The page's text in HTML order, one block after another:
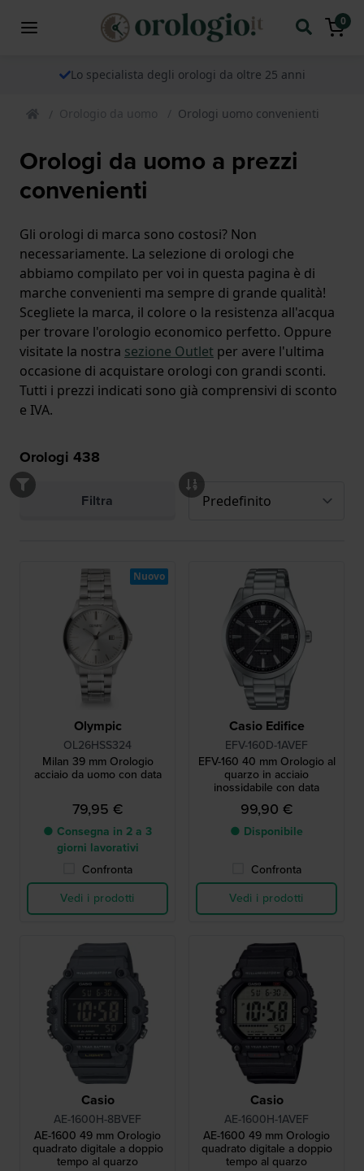
0
Lo specialista degli orologi da oltre 25 anni
Orologio da uomo Orologi uomo convenienti
Orologi da uomo a prezzi
convenienti
Gli orologi di marca sono costosi? Non
necessariamente. La selezione di orologi che
abbiamo compilato per voi in questa pagina è di
marche convenienti ma sempre di grande qualità!
Scegliete la marca, il colore o la resistenza all'acqua
per trovare l'orologio economico perfetto. Oppure
visitate la nostra sezione Outlet per avere l'ultima
occasione di acquistare orologi con grandi sconti.
Tutti i prezzi indicati sono già comprensivi di sconto
e IVA.
Orologi 438
Filtra
Olympic
OL26HSS324
Milan 39 mm Orologio
acciaio da uomo con data
79,95 €
● Consegna in 2 a 3
giorni lavorativi
Confronta
Vedi i prodotti
Nuovo
Casio Edifice
EFV-160D-1AVEF
EFV-160 40 mm Orologio al
quarzo in acciaio
inossidabile con data
99,90 €
● Disponibile
Confronta
Vedi i prodotti
Casio
AE-1600H-8BVEF
AE-1600 49 mm Orologio
quadrato digitale a doppio
tempo al quarzo
Casio
AE-1600H-1AVEF
AE-1600 49 mm Orologio
quadrato digitale a doppio
tempo al quarzo